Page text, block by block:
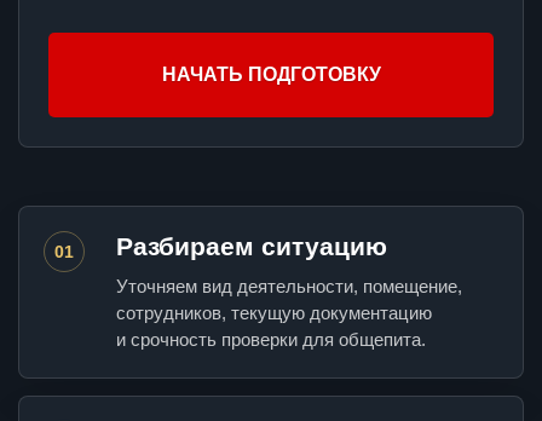
НАЧАТЬ ПОДГОТОВКУ
01 Разбираем ситуацию
Уточняем вид деятельности, помещение,
сотрудников, текущую документацию
и срочность проверки для общепита.